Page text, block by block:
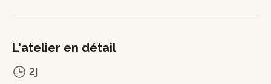
L'atelier en détail
2j